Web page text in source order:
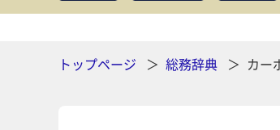
知財管理
リスクマネジメント・
トップページ
総務辞典 カー